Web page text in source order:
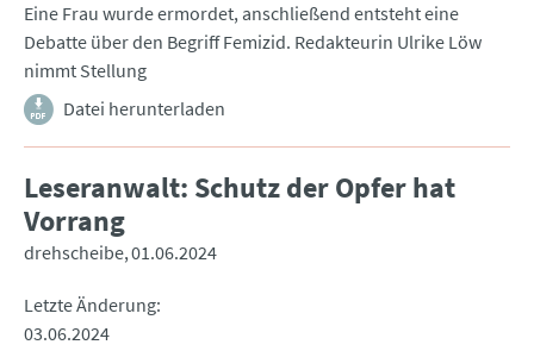
Eine Frau wurde ermordet, anschließend entsteht eine
Debatte über den Begriff Femizid. Redakteurin Ulrike Löw
nimmt Stellung
Datei herunterladen
Leseranwalt: Schutz der Opfer hat
Vorrang
drehscheibe 01.06.2024
Letzte Änderung
03.06.2024